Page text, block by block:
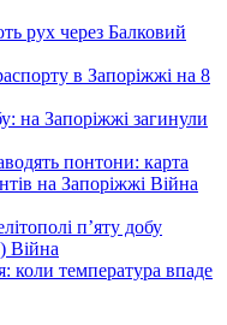
рух через Балковий
в Запоріжжі на 8
на Запоріжжі загинули
понтони: карта
на Запоріжжі Війна
п’яту добу
Війна
коли температура впаде